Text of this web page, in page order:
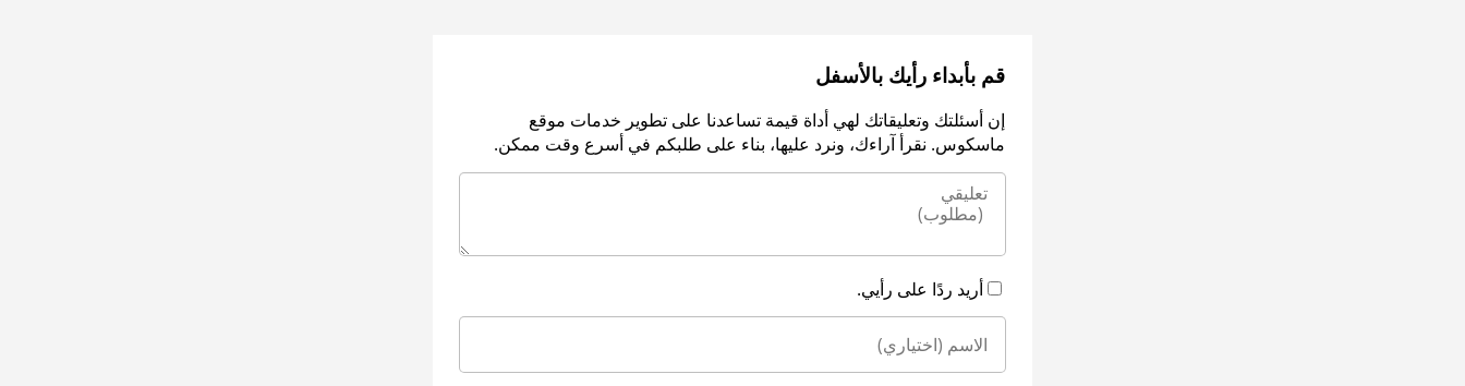
قم بأبداء رأيك بالأسفل
إن أسئلتك وتعليقاتك لهي أداة قيمة تساعدنا على تطوير خدمات موقع
ماسكوس. نقرأ آراءك، ونرد عليها، بناء على طلبكم في أسرع وقت ممكن.
أريد ردًا على رأيي.